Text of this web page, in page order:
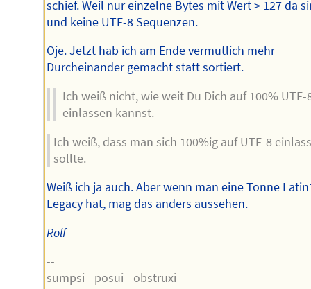
schief. Weil nur einzelne Bytes mit Wert > 127 da
und keine UTF-8 Sequenzen.
Oje. Jetzt hab ich am Ende vermutlich mehr
Durcheinander gemacht statt sortiert.
Ich weiß nicht, wie weit Du Dich auf 100% UTF-
einlassen kannst.
Ich weiß, dass man sich 100%ig auf UTF-8
sollte.
Weiß ich ja auch. Aber wenn man eine Tonne
Legacy hat, mag das anders aussehen.
Rolf
--
sumpsi - posui - obstruxi